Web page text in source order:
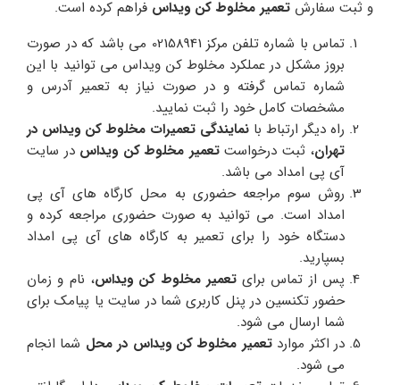
و ثبت سفارش تعمیر مخلوط کن ویداس فراهم کرده است.
تماس با شماره تلفن مرکز 02158941 می باشد که در صورت
بروز مشکل در عملکرد مخلوط کن ویداس می توانید با این
شماره تماس گرفته و در صورت نیاز به تعمیر آدرس و
مشخصات کامل خود را ثبت نمایید.
راه دیگر ارتباط با نمایندگی تعمیرات مخلوط کن ویداس در
تهران، ثبت درخواست تعمیر مخلوط کن ویداس در سایت
آی پی امداد می باشد.
روش سوم مراجعه حضوری به محل کارگاه های آی پی
امداد است. می توانید به صورت حضوری مراجعه کرده و
دستگاه خود را برای تعمیر به کارگاه های آی پی امداد
بسپارید.
پس از تماس برایتعمیر مخلوط کن ویداس، نام و زمان
حضور تکنسین در پنل کاربری شما در سایت یا پیامک برای
شما ارسال می شود.
در اکثر موارد تعمیر مخلوط کن ویداس در محل شما انجام
می شود.